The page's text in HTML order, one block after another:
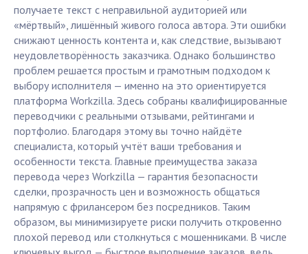
получаете текст с неправильной аудиторией или
«мёртвый», лишённый живого голоса автора. Эти ошибки
снижают ценность контента и, как следствие, вызывают
неудовлетворённость заказчика. Однако большинство
проблем решается простым и грамотным подходом к
выбору исполнителя — именно на это ориентируется
платформа Workzilla. Здесь собраны квалифицированные
переводчики с реальными отзывами, рейтингами и
портфолио. Благодаря этому вы точно найдёте
специалиста, который учтёт ваши требования и
особенности текста. Главные преимущества заказа
перевода через Workzilla — гарантия безопасности
сделки, прозрачность цен и возможность общаться
напрямую с фрилансером без посредников. Таким
образом, вы минимизируете риски получить откровенно
плохой перевод или столкнуться с мошенниками. В числе